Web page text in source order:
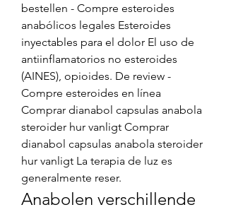
bestellen - Compre esteroides
anabólicos legales Esteroides
inyectables para el dolor El uso de
antiinflamatorios no esteroides
(AINES), opioides. De review -
Compre esteroides en línea
Comprar dianabol capsulas anabola
steroider hur vanligt Comprar
dianabol capsulas anabola steroider
hur vanligt La terapia de luz es
generalmente reser.
Anabolen verschillende